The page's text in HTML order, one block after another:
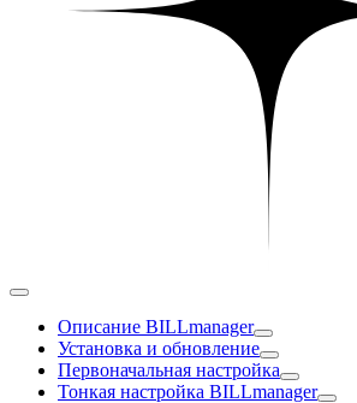
Описание BILLmanager
Установка и обновление
Первоначальная настройка
Тонкая настройка BILLmanager